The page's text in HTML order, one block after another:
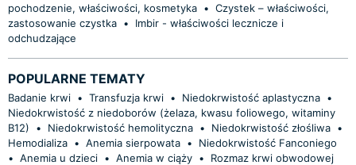
pochodzenie, właściwości, kosmetyka • Czystek – właściwości,
zastosowanie czystka •
Imbir - właściwości lecznicze i
odchudzające
POPULARNE TEMATY
Badanie krwi • Transfuzja krwi • Niedokrwistość aplastyczna •
Niedokrwistość z niedoborów (żelaza, kwasu foliowego, witaminy
B12)
• Niedokrwistość hemolityczna • Niedokrwistość złośliwa •
Hemodializa • Anemia sierpowata •
Niedokrwistość Fanconiego
• Anemia u dzieci • Anemia w ciąży •
Rozmaz krwi obwodowej